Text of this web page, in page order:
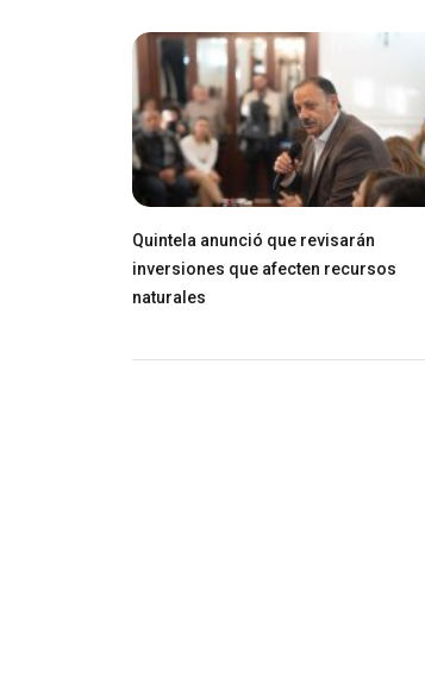
Quintela anunció que revisarán
inversiones que afecten recursos
naturales